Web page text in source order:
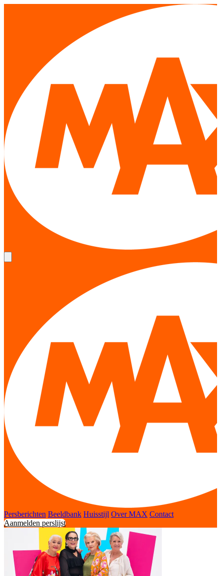
Persberichten Beeldbank Huisstijl Over MAX Contact
Aanmelden perslijst